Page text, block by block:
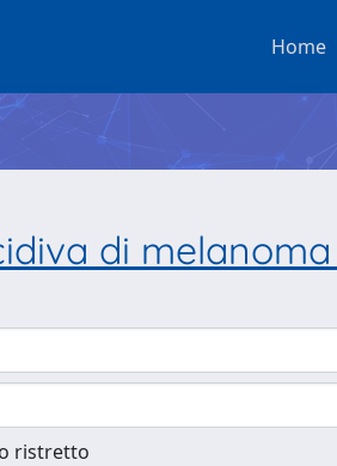
Home
di
ristretto